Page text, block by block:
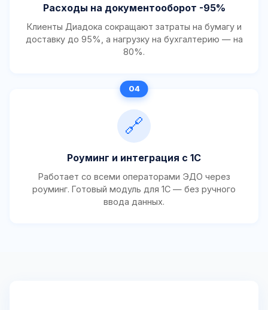
Расходы на документооборот -95%
Клиенты Диадока сокращают затраты на бумагу и
доставку до 95%, а нагрузку на бухгалтерию — на
80%.
🔗
Роуминг и интеграция с 1С
Работает со всеми операторами ЭДО через
роуминг. Готовый модуль для 1С — без ручного
ввода данных.